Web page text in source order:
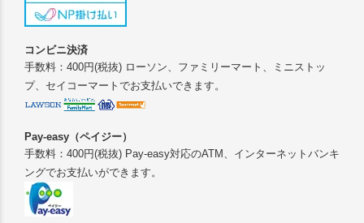
コンビニ決済
手数料：400円(税抜) ローソン、ファミリーマート、ミニストッ
プ、セイコーマートでお支払いできます。
Pay-easy（ペイジー）
手数料：400円(税抜) Pay-easy対応のATM、インターネットバンキ
ングでお支払いができます。